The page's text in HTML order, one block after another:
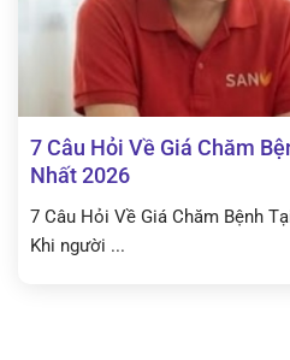
7 Câu Hỏi Về Giá Chăm
Nhất 2026
7 Câu Hỏi Về Giá Chăm Bệnh
Khi người ...